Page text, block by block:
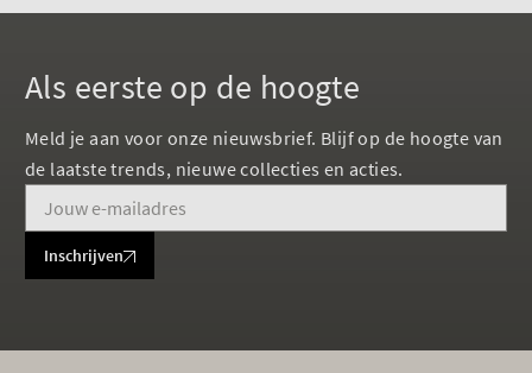
Als eerste op de hoogte
Meld je aan voor onze nieuwsbrief. Blijf op de hoogte van
de laatste trends, nieuwe collecties en acties.
Inschrijven